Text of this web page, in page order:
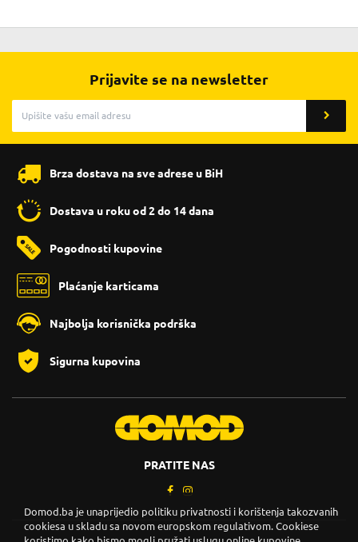
Prijavite se na newsletter
Brza dostava na sve adrese u BiH
Dostava u roku od 2 do 14 dana
Pogodnosti kupovine
Plaćanje karticama
Najbolja korisnička podrška
Sigurna kupovina
PRATITE NAS
Domod.ba je unaprijedio politiku privatnosti i korištenja takozvanih
cookiesa u skladu sa novom europskom regulativom. Cookiese